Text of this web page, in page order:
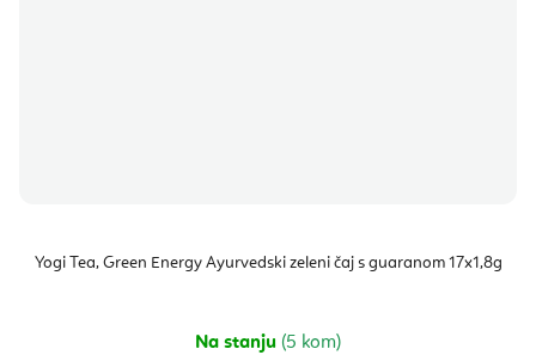
Yogi Tea, Green Energy Ayurvedski zeleni čaj s guaranom 17x1,8g
Na stanju (5 kom)